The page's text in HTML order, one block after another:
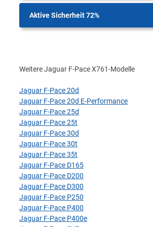
Aktive Sicherheit 72%
Weitere Jaguar F-Pace X761-Modelle
Jaguar F-Pace 20d
Jaguar F-Pace 20d E-Performance
Jaguar F-Pace 25d
Jaguar F-Pace 25t
Jaguar F-Pace 30d
Jaguar F-Pace 30t
Jaguar F-Pace 35t
Jaguar F-Pace D165
Jaguar F-Pace D200
Jaguar F-Pace D300
Jaguar F-Pace P250
Jaguar F-Pace P400
Jaguar F-Pace P400e